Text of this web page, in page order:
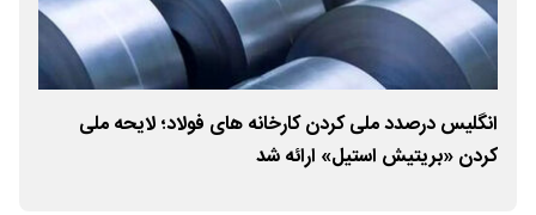
انگلیس درصدد ملی کردن کارخانه های فولاد؛ لایحه ملی
کردن «بریتیش استیل» ارائه شد